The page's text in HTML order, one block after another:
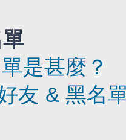
是甚麼？
友 & 黑名